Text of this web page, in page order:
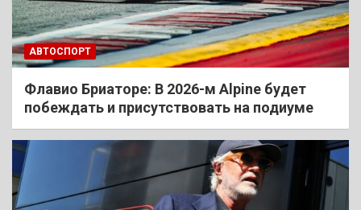
АВТОСПОРТ
Флавио Бриаторе: В 2026-м Alpine будет
побеждать и присутствовать на подиуме